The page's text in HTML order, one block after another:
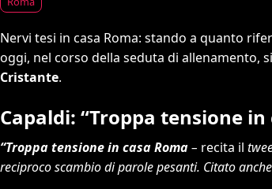
Nervi tesi in casa Roma: stando a quanto
oggi, nel corso della seduta di allenamento,
Cristante.
Capaldi: “Troppa tensione in
“Troppa tensione in casa Roma– recita il
reciproco scambio di parole pesanti. Citato